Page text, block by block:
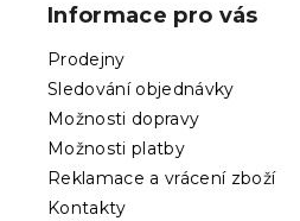
Informace pro vás
Prodejny
Sledování objednávky
Možnosti dopravy
Možnosti platby
Reklamace a vrácení zboží
Kontakty